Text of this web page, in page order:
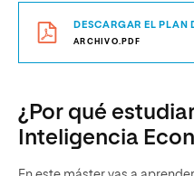
DESCARGAR EL PLAN
ARCHIVO.PDF
¿Por qué
Inteligencia